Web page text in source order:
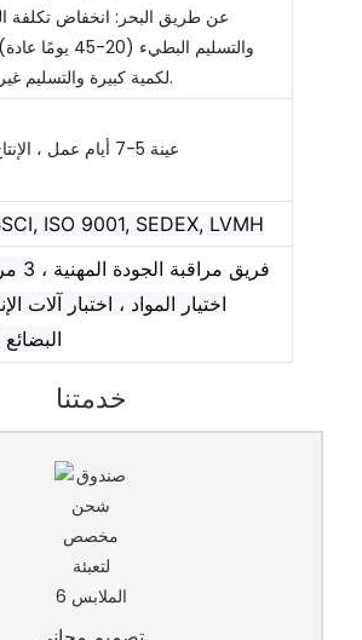
والتسليم البطيء (20-
لكمية كبيرة والتسليم غير المتقدم.
ISO 9001, SEDEX, LVMH
فريق مراقبة الجودة المهنية ،
3
اختيار المواد ، اختبار آلات
خدمتنا